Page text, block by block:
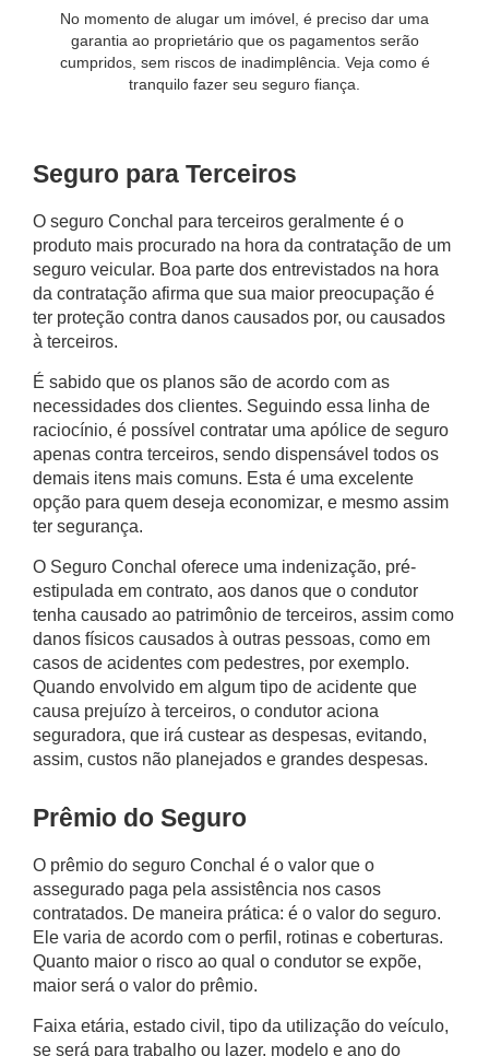
No momento de alugar um imóvel, é preciso dar uma
garantia ao proprietário que os pagamentos serão
cumpridos, sem riscos de inadimplência. Veja como é
tranquilo fazer seu seguro fiança.
Seguro para Terceiros
O seguro Conchal para terceiros geralmente é o
produto mais procurado na hora da contratação de um
seguro veicular. Boa parte dos entrevistados na hora
da contratação afirma que sua maior preocupação é
ter proteção contra danos causados por, ou causados
à terceiros.
É sabido que os planos são de acordo com as
necessidades dos clientes. Seguindo essa linha de
raciocínio, é possível contratar uma apólice de seguro
apenas contra terceiros, sendo dispensável todos os
demais itens mais comuns. Esta é uma excelente
opção para quem deseja economizar, e mesmo assim
ter segurança.
O Seguro Conchal oferece uma indenização, pré-
estipulada em contrato, aos danos que o condutor
tenha causado ao patrimônio de terceiros, assim como
danos físicos causados à outras pessoas, como em
casos de acidentes com pedestres, por exemplo.
Quando envolvido em algum tipo de acidente que
causa prejuízo à terceiros, o condutor aciona
seguradora, que irá custear as despesas, evitando,
assim, custos não planejados e grandes despesas.
Prêmio do Seguro
O prêmio do seguro Conchal é o valor que o
assegurado paga pela assistência nos casos
contratados. De maneira prática: é o valor do seguro.
Ele varia de acordo com o perfil, rotinas e coberturas.
Quanto maior o risco ao qual o condutor se expõe,
maior será o valor do prêmio.
Faixa etária, estado civil, tipo da utilização do veículo,
se será para trabalho ou lazer, modelo e ano do